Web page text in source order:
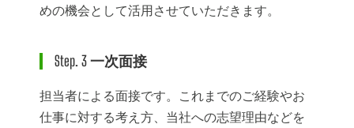
めの機会として活用させていただきます。
Step. 3 一次面接
担当者による面接です。これまでのご経験やお
仕事に対する考え方、当社への志望理由などを